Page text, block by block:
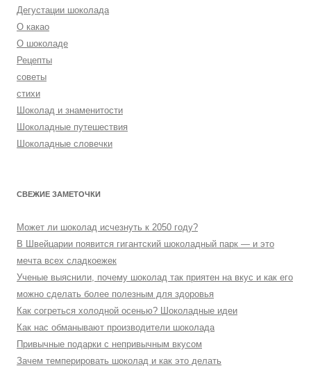
Дегустации шоколада
О какао
О шоколаде
Рецепты
советы
стихи
Шоколад и знаменитости
Шоколадные путешествия
Шоколадные словечки
СВЕЖИЕ ЗАМЕТОЧКИ
Может ли шоколад исчезнуть к 2050 году?
В Швейцарии появится гигантский шоколадный парк — и это
мечта всех сладкоежек
Ученые выяснили, почему шоколад так приятен на вкус и как его
можно сделать более полезным для здоровья
Как согреться холодной осенью? Шоколадные идеи
Как нас обманывают производители шоколада
Привычные подарки с непривычным вкусом
Зачем темперировать шоколад и как это делать